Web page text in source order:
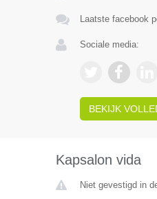
Laatste facebook
Sociale media:
BEKIJK
Kapsalon vida
Niet gevestigd in